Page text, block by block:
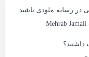
در رسانه ملودی باشید.
Mehrab Jamali